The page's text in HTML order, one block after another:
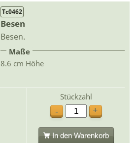
Tc0462
Besen
Besen.
Maße
8.6 cm Höhe
Stückzahl
-
+
In den Warenkorb